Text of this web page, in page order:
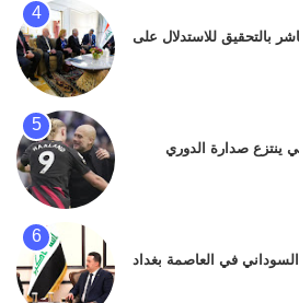
بالتحقيق للاستدلال على
ينتزع صدارة الدوري
في العاصمة بغداد